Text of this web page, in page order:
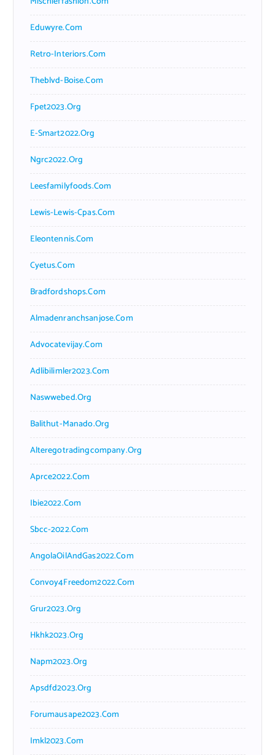
Eduwyre.com
Retro-Interiors.com
Theblvd-Boise.com
Fpet2023.org
E-Smart2022.org
Ngrc2022.org
Leesfamilyfoods.com
Lewis-Lewis-Cpas.com
Eleontennis.com
Cyetus.com
Bradfordshops.com
Almadenranchsanjose.com
Advocatevijay.com
Adlibilimler2023.com
Naswwebed.org
Balithut-Manado.org
Alteregotradingcompany.org
Aprce2022.com
Ibie2022.com
Sbcc-2022.com
AngolaOilAndGas2022.com
Convoy4Freedom2022.com
Grur2023.org
Hkhk2023.org
Napm2023.org
Apsdfd2023.org
Forumausape2023.com
Imkl2023.com